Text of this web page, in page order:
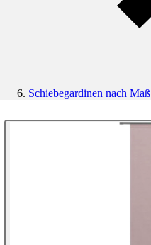
Schiebegardinen nach Maß